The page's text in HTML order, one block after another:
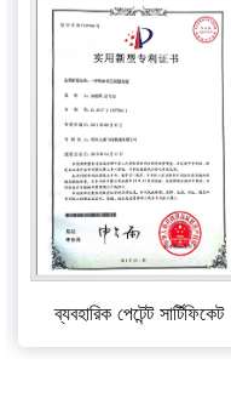
ব্যবহারিক পেটেন্ট সার্টিফিকেট